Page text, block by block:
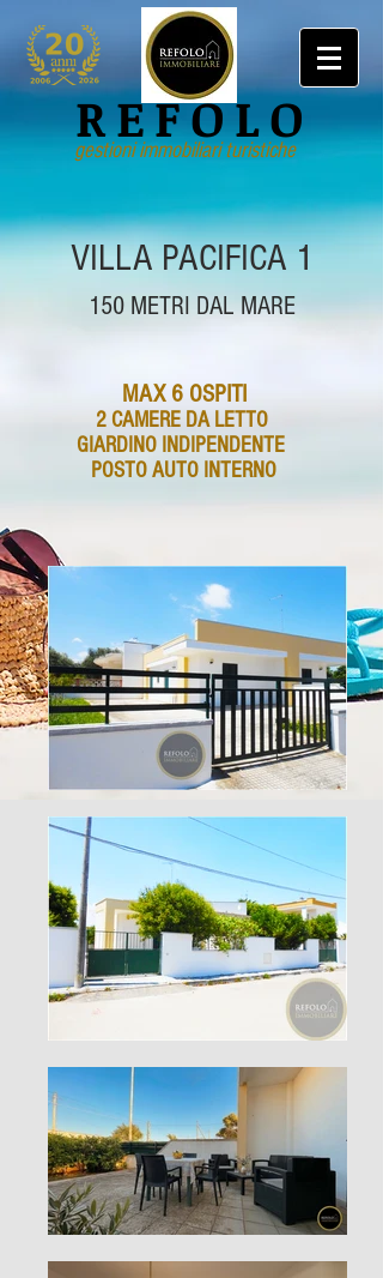
REFOLO
gestioni immobiliari turistiche
VILLA PACIFICA 1
150 METRI DAL MARE
MAX 6 OSPITI
2 CAMERE DA LETTO
GIARDINO INDIPENDENTE
POSTO AUTO INTERNO